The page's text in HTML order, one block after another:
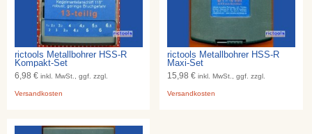
rictools Metallbohrer HSS-R
Kompakt-Set
6,98 € inkl. MwSt., ggf. zzgl.
Versandkosten
rictools Metallbohrer HSS-R
Maxi-Set
15,98 €inkl. MwSt., ggf. zzgl.
Versandkosten